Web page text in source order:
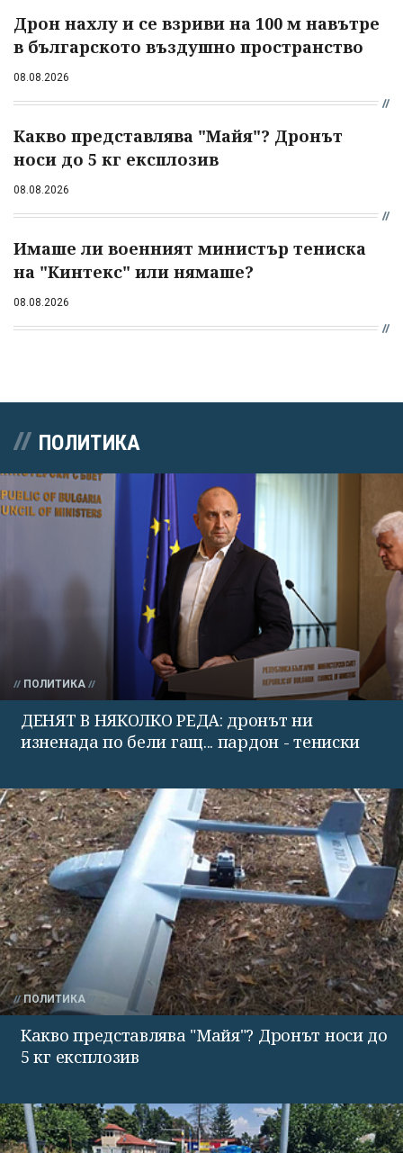
Дрон нахлу и се взриви на 100 м навътре
в българското въздушно пространство
08.08.2026
Какво представлява "Майя"? Дронът
носи до 5 кг експлозив
08.08.2026
Имаше ли военният министър тениска
на "Кинтекс" или нямаше?
08.08.2026
ПОЛИТИКА
ПОЛИТИКА
ДЕНЯТ В НЯКОЛКО РЕДА: дронът ни
изненада по бели гащ... пардон - тениски
ПОЛИТИКА
Какво представлява "Майя"? Дронът носи до
5 кг експлозив